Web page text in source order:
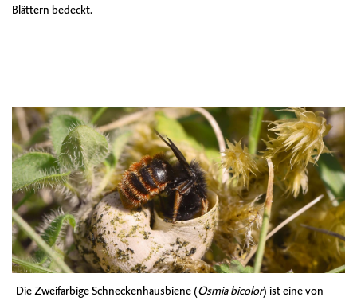
Blättern bedeckt.
DieZweifarbige Schneckenhausbiene (Osmia bicolor) ist eine von